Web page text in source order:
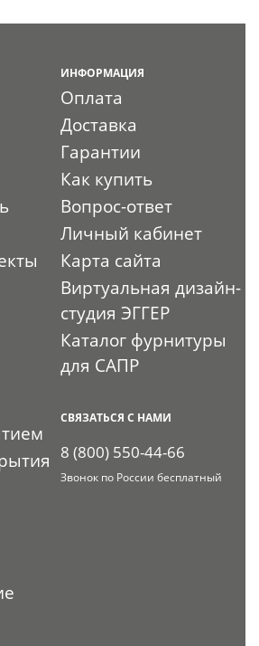
ИНФОРМАЦИЯ
Оплата
Доставка
Гарантии
Как купить
Вопрос-ответ
Личный кабинет
Карта сайта
Виртуальная дизайн-
студия ЭГГЕР
Каталог фурнитуры
для САПР
СВЯЗАТЬСЯ С НАМИ
8 (800) 550-44-66
Звонок по России бесплатный